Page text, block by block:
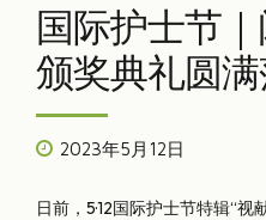
国际护士节
颁奖典礼圆
2023年5月12日
日前，5·12国际护士节特辑“视